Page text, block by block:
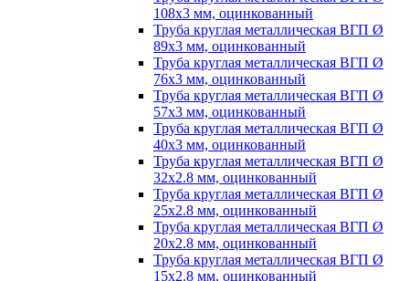
108х3 мм, оцинкованный
Труба круглая металлическая ВГП Ø
89х3 мм, оцинкованный
Труба круглая металлическая ВГП Ø
76х3 мм, оцинкованный
Труба круглая металлическая ВГП Ø
57х3 мм, оцинкованный
Труба круглая металлическая ВГП Ø
40х3 мм, оцинкованный
Труба круглая металлическая ВГП Ø
32х2.8 мм, оцинкованный
Труба круглая металлическая ВГП Ø
25х2.8 мм, оцинкованный
Труба круглая металлическая ВГП Ø
20х2.8 мм, оцинкованный
Труба круглая металлическая ВГП Ø
15х2.8 мм, оцинкованный